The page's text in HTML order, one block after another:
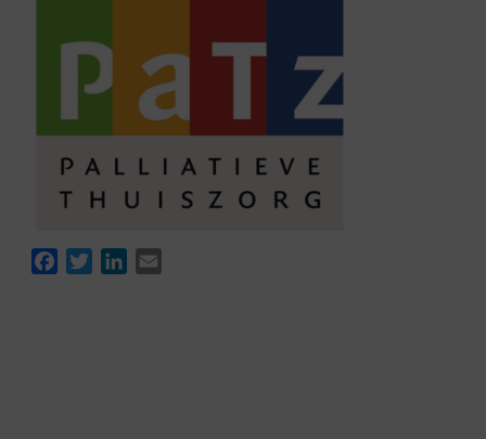
Facebook
TwitterLinkedIn